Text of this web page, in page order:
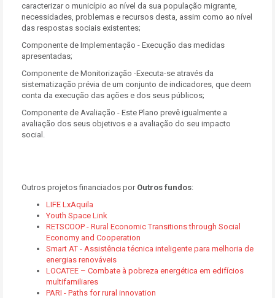
caracterizar o município ao nível da sua população migrante,
necessidades, problemas e recursos desta, assim como ao nível
das respostas sociais existentes;
Componente de Implementação - Execução das medidas
apresentadas;
Componente de Monitorização -Executa-se através da
sistematização prévia de um conjunto de indicadores, que deem
conta da execução das ações e dos seus públicos;
Componente de Avaliação - Este Plano prevê igualmente a
avaliação dos seus objetivos e a avaliação do seu impacto
social.
Outros projetos financiados por Outros fundos:
LIFE LxAquila
Youth Space Link
RETSCOOP - Rural Economic Transitions through Social
Economy and Cooperation
Smart AT - Assistência técnica inteligente para melhoria de
energias renováveis
LOCATEE – Combate à pobreza energética em edifícios
multifamiliares
PARI - Paths for rural innovation